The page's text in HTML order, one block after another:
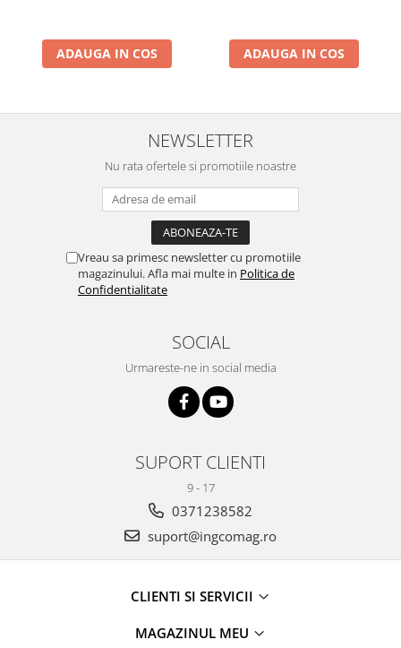
ADAUGA IN COS ADAUGA IN COS
NEWSLETTER
Nu rata ofertele si promotiile noastre
Vreau sa primesc newsletter cu promotiile
magazinului. Afla mai multe in Politica de
Confidentialitate
SOCIAL
Urmareste-ne in social media
SUPORT CLIENTI
9 - 17
0371238582
suport@ingcomag.ro
CLIENTI SI SERVICII
MAGAZINUL MEU